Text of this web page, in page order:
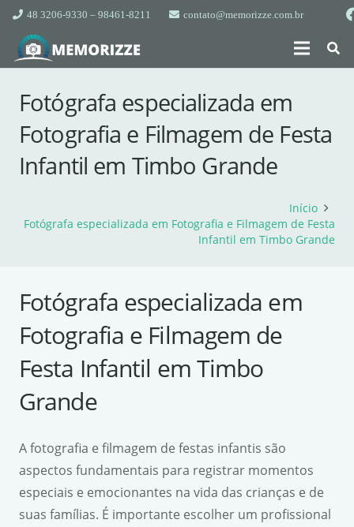
48 3206-9330 – 98461-8211 contato@memorizze.com.br
Fotógrafa especializada em
Fotografia e Filmagem de Festa
Infantil em Timbo Grande
Início
Fotógrafa especializada em Fotografia e Filmagem de Festa
Infantil em Timbo Grande
Fotógrafa especializada em
Fotografia e Filmagem de
Festa Infantil em Timbo
Grande
A fotografia e filmagem de festas infantis são
aspectos fundamentais para registrar momentos
especiais e emocionantes na vida das crianças e de
suas famílias. É importante escolher um profissional